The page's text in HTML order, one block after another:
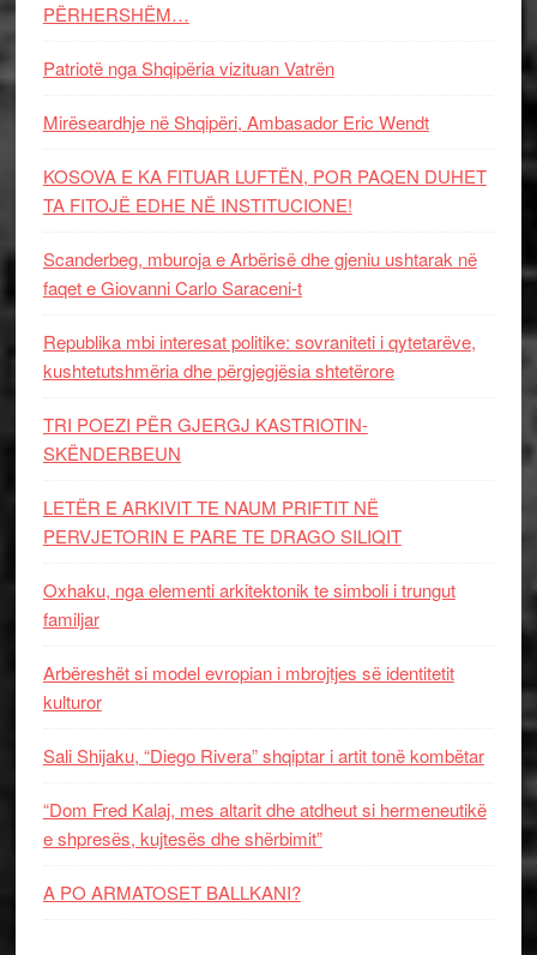
PËRHERSHËM…
Patriotë nga Shqipëria vizituan Vatrën
Mirëseardhje në Shqipëri, Ambasador Eric Wendt
KOSOVA E KA FITUAR LUFTËN, POR PAQEN DUHET
TA FITOJË EDHE NË INSTITUCIONE!
Scanderbeg, mburoja e Arbërisë dhe gjeniu ushtarak në
faqet e Giovanni Carlo Saraceni-t
Republika mbi interesat politike: sovraniteti i qytetarëve,
kushtetutshmëria dhe përgjegjësia shtetërore
TRI POEZI PËR GJERGJ KASTRIOTIN-
SKËNDERBEUN
LETËR E ARKIVIT TE NAUM PRIFTIT NË
PERVJETORIN E PARE TE DRAGO SILIQIT
Oxhaku, nga elementi arkitektonik te simboli i trungut
familjar
Arbëreshët si model evropian i mbrojtjes së identitetit
kulturor
Sali Shijaku, “Diego Rivera” shqiptar i artit tonë kombëtar
“Dom Fred Kalaj, mes altarit dhe atdheut si hermeneutikë
e shpresës, kujtesës dhe shërbimit”
A PO ARMATOSET BALLKANI?